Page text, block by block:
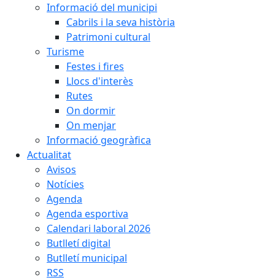
Informació del municipi
Cabrils i la seva història
Patrimoni cultural
Turisme
Festes i fires
Llocs d'interès
Rutes
On dormir
On menjar
Informació geogràfica
Actualitat
Avisos
Notícies
Agenda
Agenda esportiva
Calendari laboral 2026
Butlletí digital
Butlletí municipal
RSS